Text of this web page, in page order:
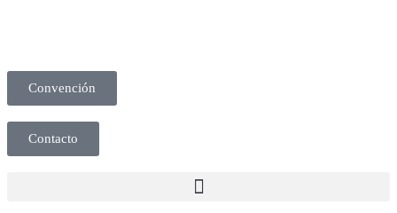
Convención
Contacto